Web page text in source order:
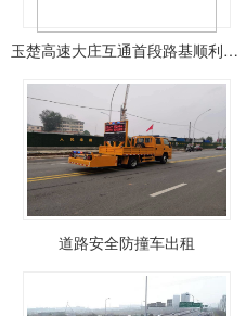
玉楚高速大庄互通首段路基顺利通过交工验收，格拉隧道左幅贯通
道路安全防撞车出租